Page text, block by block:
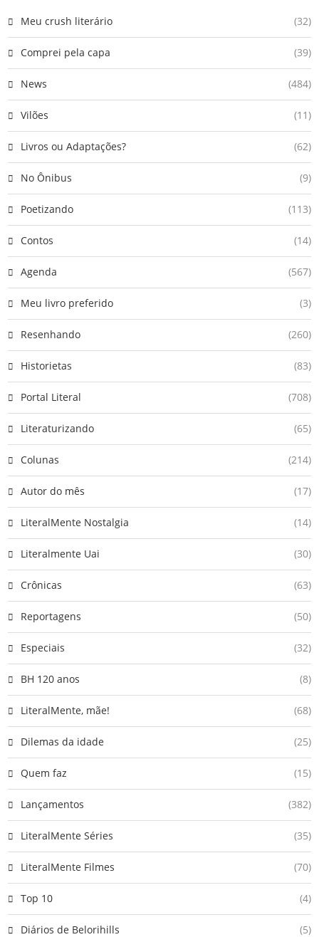
Meu crush literário (32)
Comprei pela capa (39)
News (484)
Vilões (11)
Livros ou Adaptações? (62)
No Ônibus (9)
Poetizando (113)
Contos (14)
Agenda (567)
Meu livro preferido (3)
Resenhando (260)
Historietas (83)
Portal Literal (708)
Literaturizando (65)
Colunas (214)
Autor do mês (17)
LiteralMente Nostalgia (14)
Literalmente Uai (30)
Crônicas (63)
Reportagens (50)
Especiais (32)
BH 120 anos (8)
LiteralMente, mãe! (68)
Dilemas da idade (25)
Quem faz (15)
Lançamentos (382)
LiteralMente Séries (35)
LiteralMente Filmes (70)
Top 10 (4)
Diários de Belorihills (5)